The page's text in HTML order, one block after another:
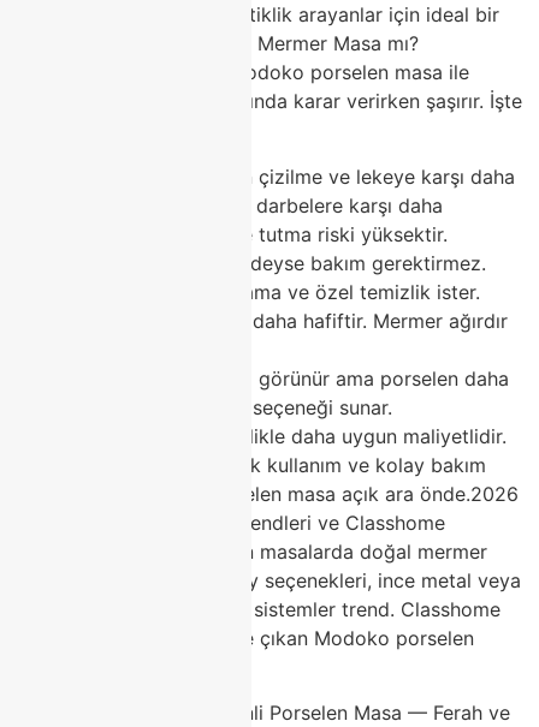
misafir ağırlayanlar ve pratiklik arayanlar için ideal bir
tercihtir.Porselen Masa mı, Mermer Masa mı?
KarşılaştırmaBirçok kişi Modoko porselen masa ile
gerçek mermer masa arasında karar verirken şaşırır. İşte
Dayanıklılık: Porselen çizilme ve lekeye karşı daha
üstündür. Mermer ise darbelere karşı daha
dayanıklıdır ama leke tutma riski yüksektir.
Bakım: Porselen neredeyse bakım gerektirmez.
Mermer düzenli cilalama ve özel temizlik ister.
Ağırlık: Porselen çok daha hafiftir. Mermer ağırdır
Estetik: İkisi de güzel görünür ama porselen daha
çeşitli renk ve desen seçeneği sunar.
Fiyat: Porselen genellikle daha uygun maliyetlidir.
Sonuç olarak, günlük pratik kullanım ve kolay bakım
istiyorsanız Modoko porselen masa açık ara önde.2026
Modoko Porselen Masa Trendleri ve Classhome
Modelleri2026’da porselen masalarda doğal mermer
desenler, mat-parlak yüzey seçenekleri, ince metal veya
ahşap ayaklar ve açılabilir sistemler trend. Classhome
Modoko mağazasında öne çıkan Modoko porselen
Beyaz Mermer Desenli Porselen Masa — Ferah ve